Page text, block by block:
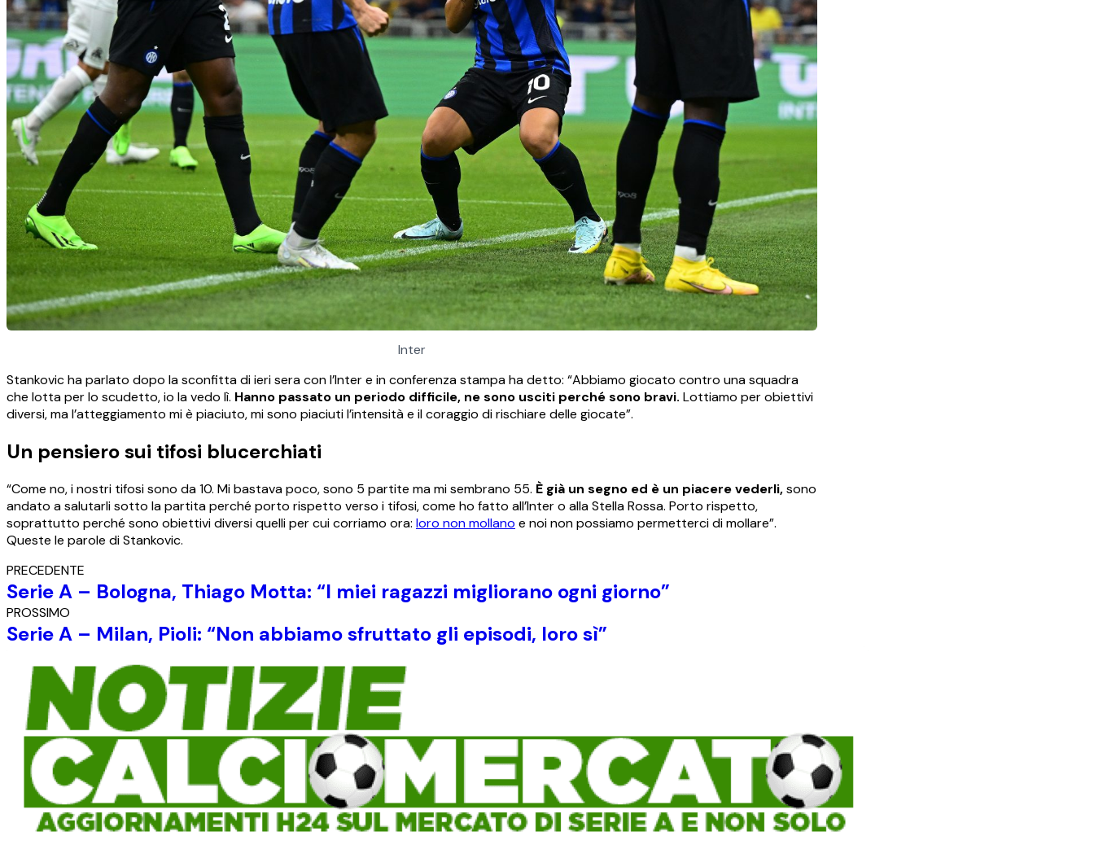
Inter
Stankovic ha parlato dopo la sconfitta di ieri sera con l’Inter e in conferenza stampa ha detto: “Abbiamo giocato contro una squadra
che lotta per lo scudetto, io la vedo lì. Hanno passato un periodo difficile, ne sono usciti perché sono bravi. Lottiamo per obiettivi
diversi, ma l’atteggiamento mi è piaciuto, mi sono piaciuti l’intensità e il coraggio di rischiare delle giocate”.
Un pensiero sui tifosi blucerchiati
“Come no, i nostri tifosi sono da 10. Mi bastava poco, sono 5 partite ma mi sembrano 55. È già un segno ed è un piacere vederli,sono
andato a salutarli sotto la partita perché porto rispetto verso i tifosi, come ho fatto all’Inter o alla Stella Rossa. Porto rispetto,
soprattutto perché sono obiettivi diversi quelli per cui corriamo ora: loro non mollano e noi non possiamo permetterci di mollare”.
Queste le parole di Stankovic.
PRECEDENTE
Serie A – Bologna, Thiago Motta: “I miei ragazzi migliorano ogni giorno”
PROSSIMO
Serie A – Milan, Pioli: “Non abbiamo sfruttato gli episodi, loro sì”